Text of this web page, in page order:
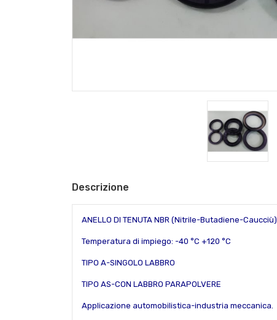
Descrizione
ANELLO DI TENUTA NBR (Nitrile-Butadiene-Caucciù)
Temperatura di impiego: -40 °C +120 °C
TIPO A-SINGOLO LABBRO
TIPO AS-CON LABBRO PARAPOLVERE
Applicazione automobilistica-industria meccanica.